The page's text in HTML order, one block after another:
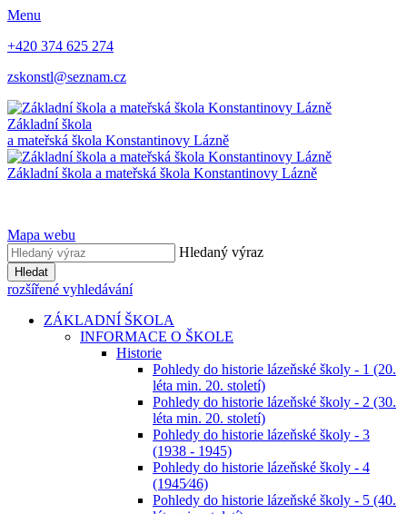
Menu
+420 374 625 274
zskonstl@seznam.cz
Základní škola
a mateřská škola Konstantinovy Lázně
Základní škola a mateřská škola Konstantinovy Lázně
Mapa webu
Hledaný výraz
Hledat
rozšířené vyhledávání
ZÁKLADNÍ ŠKOLA
INFORMACE O ŠKOLE
Historie
Pohledy do historie lázeňské školy - 1 (20.
léta min. 20. století)
Pohledy do historie lázeňské školy - 2 (30.
léta min. 20. století)
Pohledy do historie lázeňské školy - 3
(1938 - 1945)
Pohledy do historie lázeňské školy - 4
(1945⁄46)
Pohledy do historie lázeňské školy - 5 (40.